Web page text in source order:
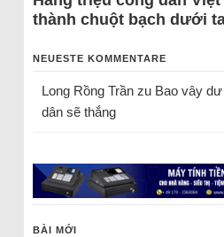
thành chuột bạch dưới
NEUESTE KOMMENTARE
Long Rồng Trầnzu Bao vây
dân sẽ thắng
BÀI MỚI